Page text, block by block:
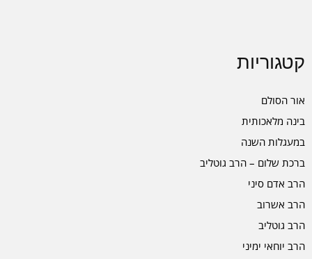
קטגוריות
אור הסולם
בינה מלאכותית
במעגלות השנה
ברכת שלום – הרב גוטליב
הרב אדם סיני
הרב אשרוב
הרב גוטליב
הרב יוחאי ימיני